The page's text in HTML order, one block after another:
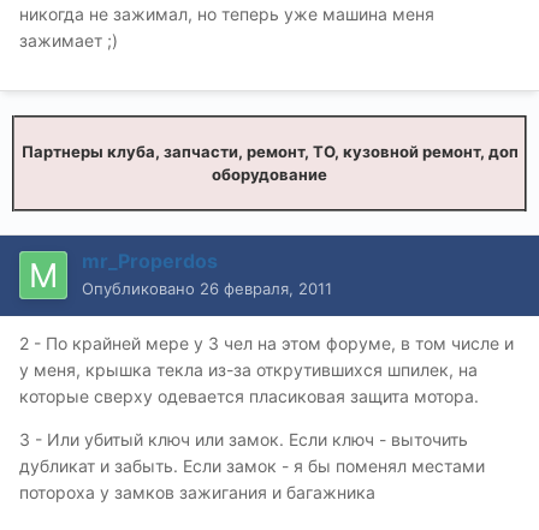
никогда не зажимал, но теперь уже машина меня
зажимает ;)
Партнеры клуба, запчасти, ремонт, ТО, кузовной ремонт, доп
оборудование
mr_Properdos
Опубликовано 26 февраля, 2011
2 - По крайней мере у 3 чел на этом форуме, в том числе и
у меня, крышка текла из-за открутившихся шпилек, на
которые сверху одевается пласиковая защита мотора.
3 - Или убитый ключ или замок. Если ключ - выточить
дубликат и забыть. Если замок - я бы поменял местами
потороха у замков зажигания и багажника